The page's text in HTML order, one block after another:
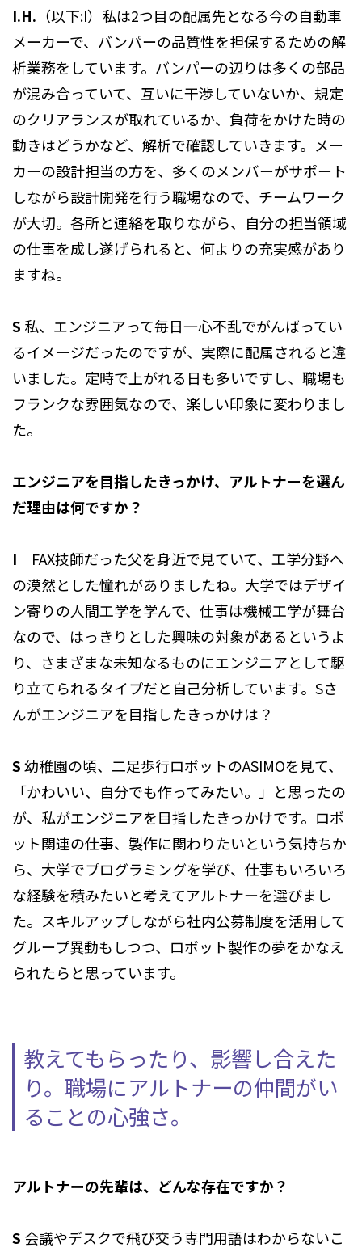
I.H. （以下:I）私は2つ目の配属先となる今の自動車
メーカーで、バンパーの品質性を担保するための解
析業務をしています。バンパーの辺りは多くの部品
が混み合っていて、互いに干渉していないか、規定
のクリアランスが取れているか、負荷をかけた時の
動きはどうかなど、解析で確認していきます。メー
カーの設計担当の方を、多くのメンバーがサポート
しながら設計開発を行う職場なので、チームワーク
が大切。各所と連絡を取りながら、自分の担当領域
の仕事を成し遂げられると、何よりの充実感があり
ますね。
S 私、エンジニアって毎日一心不乱でがんばってい
るイメージだったのですが、実際に配属されると違
いました。定時で上がれる日も多いですし、職場も
フランクな雰囲気なので、楽しい印象に変わりまし
た。
エンジニアを目指したきっかけ、アルトナーを選ん
だ理由は何ですか？
I FAX技師だった父を身近で見ていて、工学分野へ
の漠然とした憧れがありましたね。大学ではデザイ
ン寄りの人間工学を学んで、仕事は機械工学が舞台
なので、はっきりとした興味の対象があるというよ
り、さまざまな未知なるものにエンジニアとして駆
り立てられるタイプだと自己分析しています。Sさ
んがエンジニアを目指したきっかけは？
S幼稚園の頃、二足歩行ロボットのASIMOを見て、
「かわいい、自分でも作ってみたい。」と思ったの
が、私がエンジニアを目指したきっかけです。ロボ
ット関連の仕事、製作に関わりたいという気持ちか
ら、大学でプログラミングを学び、仕事もいろいろ
な経験を積みたいと考えてアルトナーを選びまし
た。スキルアップしながら社内公募制度を活用して
グループ異動もしつつ、ロボット製作の夢をかなえ
られたらと思っています。
教えてもらったり、影響し合えた
り。職場にアルトナーの仲間がい
ることの心強さ。
アルトナーの先輩は、どんな存在ですか？
S 会議やデスクで飛び交う専門用語はわからないこ